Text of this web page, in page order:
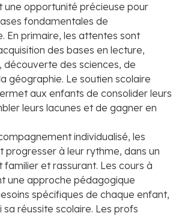
une opportunité précieuse pour
fondamentales de
En primaire, les attentes sont
des bases en lecture,
découverte des sciences, de
géographie. Le soutien scolaire
aux enfants de consolider leurs
leurs lacunes et de gagner en
individualisé, les
progresser à leur rythme, dans un
familier et rassurant. Les cours à
une approche pédagogique
spécifiques de chaque enfant,
sa réussite scolaire. Les profs